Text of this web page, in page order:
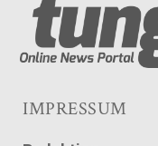
IMPRESSUM